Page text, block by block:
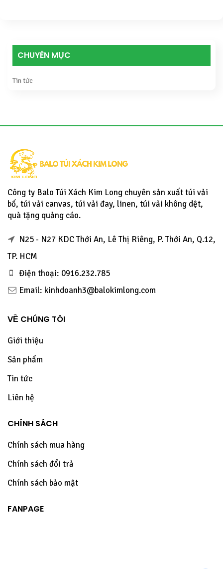
CHUYÊN MỤC
Tin tức
Công ty Balo Túi Xách Kim Long chuyên sản xuất túi vải
bố, túi vải canvas, túi vải đay, linen, túi vải không dệt,
quà tặng quảng cáo.
N25 - N27 KDC Thới An, Lê Thị Riêng, P. Thới An, Q.12,
TP. HCM
Điện thoại: 0916.232.785
Email: kinhdoanh3@balokimlong.com
VỀ CHÚNG TÔI
Giới thiệu
Sản phẩm
Tin tức
Liên hệ
CHÍNH SÁCH
Chính sách mua hàng
Chính sách đổi trả
Chính sách bảo mật
FANPAGE